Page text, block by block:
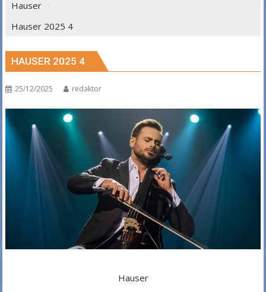
Hauser
Hauser 2025 4
HAUSER 2025 4
25/12/2025 redaktor
Hauser